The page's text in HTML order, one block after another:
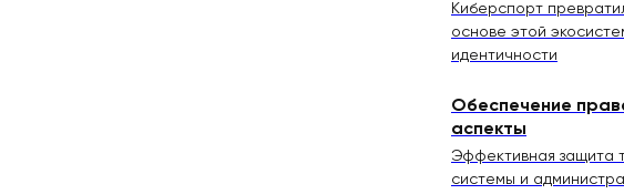
Киберспорт
основе этой
идентичности
Обеспечение
аспекты
Эффективная защита
системы и